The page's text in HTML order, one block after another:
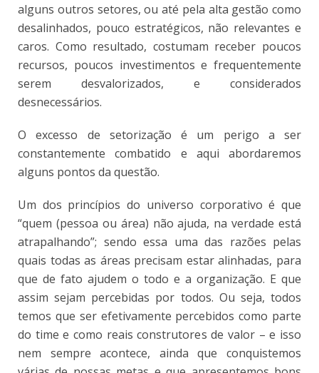
alguns outros setores, ou até pela alta gestão como
desalinhados, pouco estratégicos, não relevantes e
caros. Como resultado, costumam receber poucos
recursos, poucos investimentos e frequentemente
serem desvalorizados, e considerados
desnecessários.
O excesso de setorização é um perigo a ser
constantemente combatido e aqui abordaremos
alguns pontos da questão.
Um dos princípios do universo corporativo é que
“quem (pessoa ou área) não ajuda, na verdade está
atrapalhando”; sendo essa uma das razões pelas
quais todas as áreas precisam estar alinhadas, para
que de fato ajudem o todo e a organização. E que
assim sejam percebidas por todos. Ou seja, todos
temos que ser efetivamente percebidos como parte
do time e como reais construtores de valor – e isso
nem sempre acontece, ainda que conquistemos